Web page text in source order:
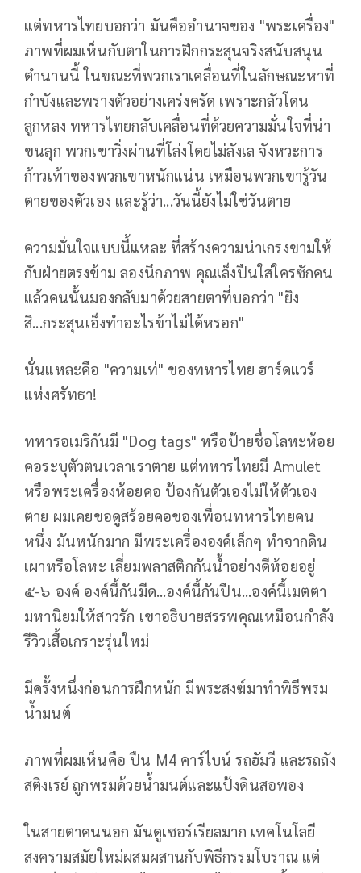
แต่ทหารไทยบอกว่า มันคืออำนาจของ "พระเครื่อง"
ภาพที่ผมเห็นกับตาในการฝึกกระสุนจริงสนับสนุน
ตำนานนี้ ในขณะที่พวกเราเคลื่อนที่ในลักษณะหาที่
กำบังและพรางตัวอย่างเคร่งครัด เพราะกลัวโดน
ลูกหลง ทหารไทยกลับเคลื่อนที่ด้วยความมั่นใจที่น่า
ขนลุก พวกเขาวิ่งผ่านที่โล่งโดยไม่ลังเล จังหวะการ
ก้าวเท้าของพวกเขาหนักแน่น เหมือนพวกเขารู้วัน
ตายของตัวเอง และรู้ว่า...วันนี้ยังไม่ใช่วันตาย
ความมั่นใจแบบนี้แหละ ที่สร้างความน่าเกรงขามให้
กับฝ่ายตรงข้าม ลองนึกภาพ คุณเล็งปืนใส่ใครซักคน
แล้วคนนั้นมองกลับมาด้วยสายตาที่บอกว่า "ยิง
สิ...กระสุนเอ็งทำอะไรข้าไม่ได้หรอก"
นั่นแหละคือ "ความเท่" ของทหารไทย ฮาร์ดแวร์
แห่งศรัทธา!
ทหารอเมริกันมี "Dog tags" หรือป้ายชื่อโลหะห้อย
คอระบุตัวตนเวลาเราตาย แต่ทหารไทยมี Amulet
หรือพระเครื่องห้อยคอ ป้องกันตัวเองไม่ให้ตัวเอง
ตาย ผมเคยขอดูสร้อยคอของเพื่อนทหารไทยคน
หนึ่ง มันหนักมาก มีพระเครื่ององค์เล็กๆ ทำจากดิน
เผาหรือโลหะ เลี่ยมพลาสติกกันน้ำอย่างดีห้อยอยู่
๕-๖ องค์ องค์นี้กันมีด...องค์นี้กันปืน...องค์นี้เมตตา
มหานิยมให้สาวรัก เขาอธิบายสรรพคุณเหมือนกำลัง
รีวิวเสื้อเกราะรุ่นใหม่
มีครั้งหนึ่งก่อนการฝึกหนัก มีพระสงฆ์มาทำพิธีพรม
น้ำมนต์
ภาพที่ผมเห็นคือ ปืน M4 คาร์ไบน์ รถฮัมวี และรถถัง
สติงเรย์ ถูกพรมด้วยน้ำมนต์และแป้งดินสอพอง
ในสายตาคนนอก มันดูเซอร์เรียลมาก เทคโนโลยี
สงครามสมัยใหม่ผสมผสานกับพิธีกรรมโบราณ แต่